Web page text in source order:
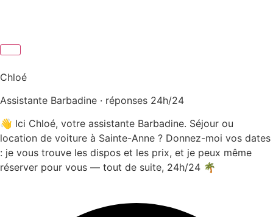
Chloé
Assistante Barbadine · réponses 24h/24
👋 Ici Chloé, votre assistante Barbadine. Séjour ou
location de voiture à Sainte-Anne ? Donnez-moi vos dates
: je vous trouve les dispos et les prix, et je peux même
réserver pour vous — tout de suite, 24h/24 🌴